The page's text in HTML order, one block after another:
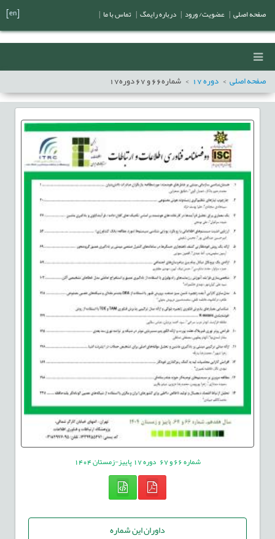
صفحه اصلی دوره17 شماره66و67دوره17
شماره66 و 67 دوره17پاییز-زمستان1404
داوران این شماره
صفحه اصلی عضویت/ ورود درباره رایمگ تماس با ما